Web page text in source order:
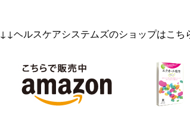
↓↓ヘルスケアシステムズのショップはこち